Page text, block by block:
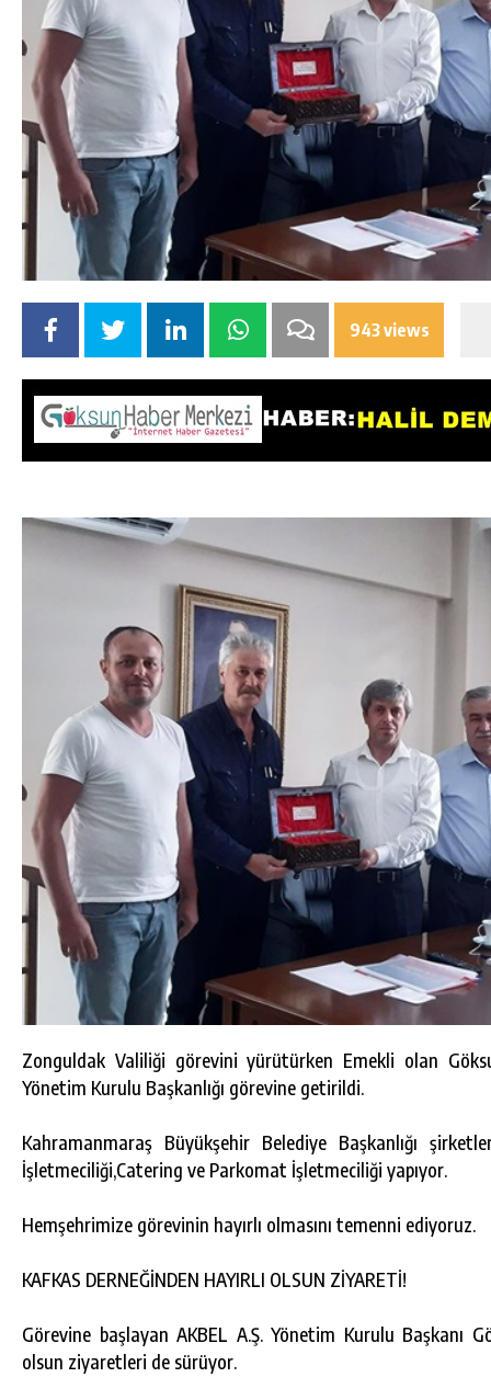
943 views
Zonguldak Valiliği görevini yürütürken Emekli olan
Yönetim Kurulu Başkanlığı görevine getirildi.
Kahramanmaraş Büyükşehir Belediye Başkanlığı
İşletmeciliği,Catering ve Parkomat İşletmeciliği yapıyor.
Hemşehrimize görevinin hayırlı olmasını temenni ediyoruz.
KAFKAS DERNEĞİNDEN HAYIRLI OLSUN ZİYARETİ!
Görevine başlayan AKBEL A.Ş. Yönetim Kurulu Başkanı
olsun ziyaretleri de sürüyor.